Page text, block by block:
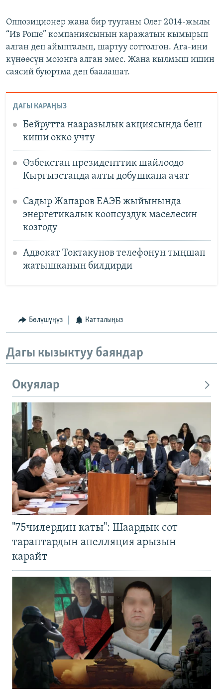
Оппозиционер жана бир тууганы Олег 2014-жылы
“Ив Роше” компаниясынын каражатын кымырып
алган деп айыпталып, шартуу соттолгон. Ага-ини
күнөөсүн моюнга алган эмес. Жана кылмыш ишин
саясий буюртма деп баалашат.
ДАГЫ КАРАҢЫЗ
Бейрутта нааразылык акциясында беш
киши окко учту
Өзбекстан президенттик шайлоодо
Кыргызстанда алты добушкана ачат
Садыр Жапаров ЕАЭБ жыйынында
энергетикалык коопсуздук маселесин
козгоду
Адвокат Токтакунов телефонун тыңшап
жатышканын билдирди
Бөлүшүңүз Катталыңыз
Дагы кызыктуу баяндар
Окуялар
"75чилердин каты": Шаардык сот
тараптардын апелляция арызын
карайт